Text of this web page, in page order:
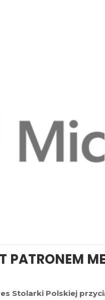
PATRONEM
Stolarki Polskiej